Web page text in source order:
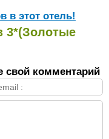
в этот отель!
3*(Золотые
свой комментарий